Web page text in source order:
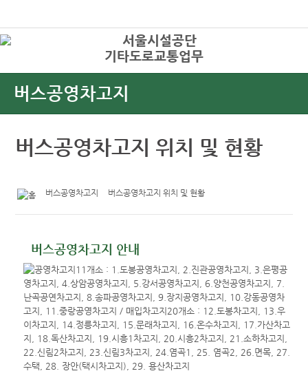
기타도로교통업무
버스공영차고지
버스공영차고지 위치 및 현황
버스공영차고지 버스공영차고지 위치 및 현황
버스공영차고지 안내